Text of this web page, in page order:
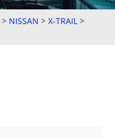
> NISSAN > X-TRAIL >